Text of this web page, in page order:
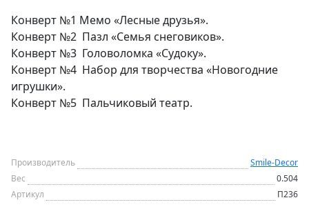
Конверт №1 Мемо «Лесные друзья».
Конверт №2 Пазл «Семья снеговиков».
Конверт №3 Головоломка «Судоку».
Конверт №4 Набор для творчества «Новогодние
игрушки».
Конверт №5 Пальчиковый театр.
Производитель
Smile-Decor
Вес
0.504
Артикул
П236